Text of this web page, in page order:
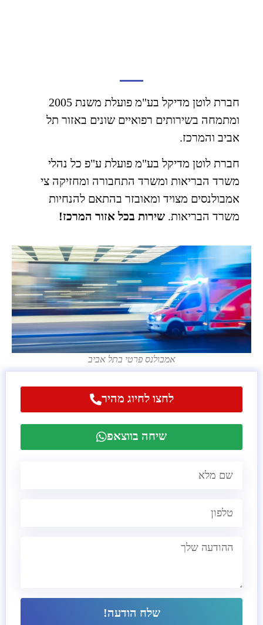
חברת לוטן מדיקל בע"מ פועלת משנת 2005
ומתמחה בשירותים רפואיים שונים באזור תל
אביב והמרכז.
חברת לוטן מדיקל בע"מ פועלת ע"פ כל נהלי
משרד הבריאות ומשרד התחבורה ומחזיקה צי
אמבולנסים מצויד ומאובזר בהתאם להנחיות
משרד הבריאות. שירות בכל אזור המרכז!
אמבולנס פרטי בתל אביב
לחצו לחיוג מהיר
שיחה בווצאפ
שלח הודעה!